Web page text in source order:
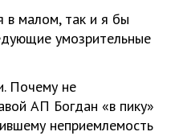
в малом, так и я бы
умозрительные
Почему не
АП Богдан «в пику»
неприемлемость